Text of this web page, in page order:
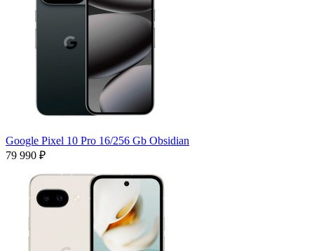
Google Pixel 10 Pro 16/256 Gb Obsidian
79 990 ₽